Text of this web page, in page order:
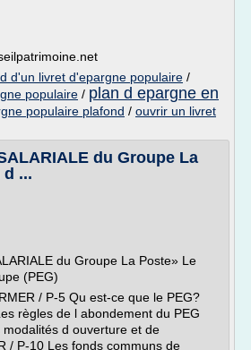
d'un livret d'epargne populaire /
populaire / plan d epargne en
populaire plafond / ouvrir un livret
du Groupe La
d ...
du Groupe La Poste» Le
(PEG)
/ P-5 Qu est-ce que le PEG?
règles de l abondement du PEG
modalités d ouverture et de
/ P-10 Les fonds communs de